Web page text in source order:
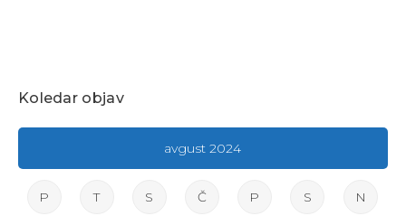
Koledar objav
avgust 2024
P T S Č P S N